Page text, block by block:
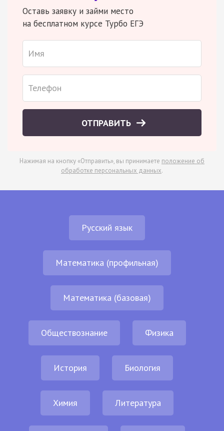
Оставь заявку и займи место
на бесплатном курсе Турбо ЕГЭ
ОТПРАВИТЬ
Нажимая на кнопку «Отправить», вы принимаете положение об
обработке персональных данных.
Русский язык
Математика (профильная)
Математика (базовая)
Обществознание Физика
История Биология
Химия Литература